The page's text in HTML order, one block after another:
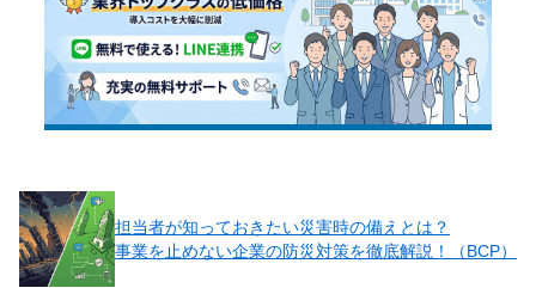
担当者が知っておきたい災害時の備えとは？
事業を止めない企業の防災対策を徹底解説！（BCP）